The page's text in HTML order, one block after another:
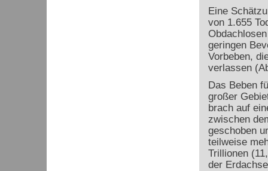
Eine
von 1.655
geringen
Vorbeben,
verlassen
Das Beben
großer
brach auf
zwischen
geschoben
teilweise
Trillionen
der